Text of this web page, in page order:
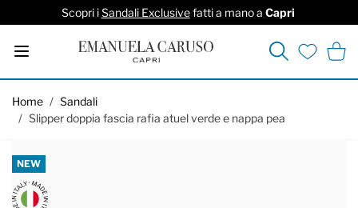
Scopri iSandali Exclusivefatti a mano a Capri
Cerca
Home / Sandali
/ Slipper doppia fascia rafia atuel verde e nappa pea
NEW